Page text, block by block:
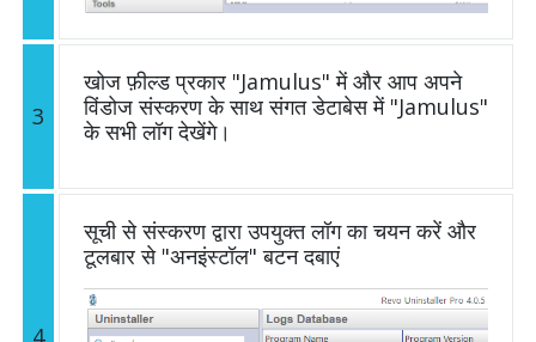
3
खोज फ़ील्ड प्रकार "Jamulus" में और आप अपने
विंडोज संस्करण के साथ संगत डेटाबेस में "Jamulus"
के सभी लॉग देखेंगे।
4
सूची से संस्करण द्वारा उपयुक्त लॉग का चयन करें और
टूलबार से "अनइंस्टॉल" बटन दबाएं